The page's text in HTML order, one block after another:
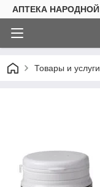
АПТЕКА
Товары и услуги